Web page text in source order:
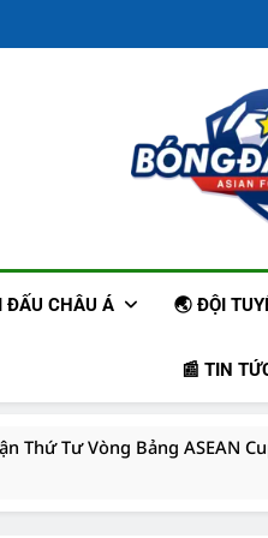
ĐẤU CHÂU Á 🌏 ĐỘI
📰 TIN
Thứ Tư Vòng Bảng ASEAN
Adelaide United đối đầu